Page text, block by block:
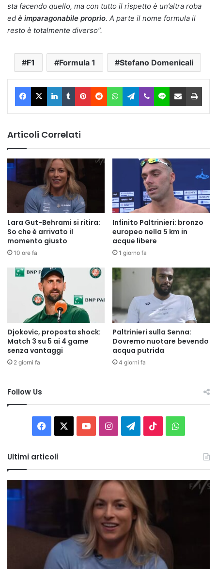
sta facendo quello, ma con tutto il rispetto è un’altra roba
ed è imparagonabile proprio. A parte il nome formula il
resto è totalmente diverso”.
F1 Formula 1 Stefano Domenicali
Facebook
X LinkedIn
TumblrPinterest
RedditWhatsAppTelegram
ViberLine Condividi via Email
Articoli Correlati
Lara Gut-Behrami si ritira:
So che è arrivato il
momento giusto
10 ore fa
Infinito Paltrinieri: bronzo
europeo nella 5 km in
acque libere
1 giorno fa
Djokovic, proposta shock:
Match 3 su 5 ai 4 game
senza vantaggi
2 giorni fa
Paltrinieri sulla Senna:
Dovremo nuotare bevendo
acqua putrida
4 giorni fa
Follow Us
Facebook You InstagramTelegram
TikTok
Ultimi articoli